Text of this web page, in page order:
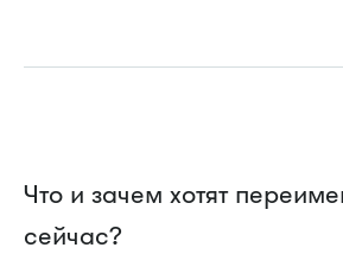
Что и зачем хотят
сейчас?